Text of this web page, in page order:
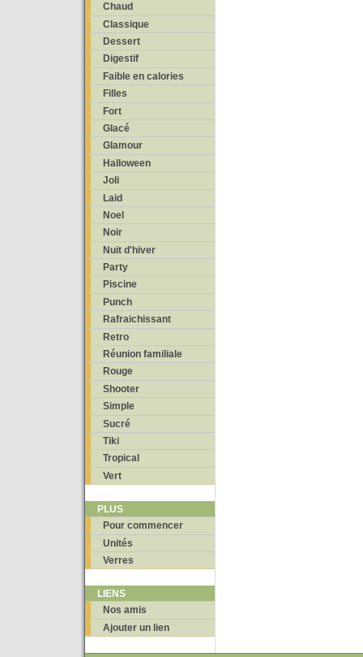
Chaud
Classique
Dessert
Digestif
Faible en calories
Filles
Fort
Glacé
Glamour
Halloween
Joli
Laid
Noel
Noir
Nuit d'hiver
Party
Piscine
Punch
Rafraichissant
Retro
Réunion familiale
Rouge
Shooter
Simple
Sucré
Tiki
Tropical
Vert
PLUS
Pour commencer
Unités
Verres
LIENS
Nos amis
Ajouter un lien